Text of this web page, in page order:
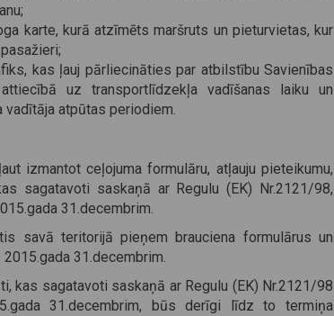
karte, kurā atzīmēts maršruts un pieturvietas, kur
kas ļauj pārliecināties par atbilstību Savienības
uz transportlīdzekļa vadīšanas laiku un
atpūtas periodiem.
izmantot ceļojuma formulāru, atļauju pieteikumu,
sagatavoti saskaņā ar Regulu (EK) Nr.2121/98,
31.decembrim.
savā teritorijā pieņem brauciena formulārus un
31.decembrim.
kas sagatavoti saskaņā ar Regulu (EK) Nr.2121/98
31.decembrim, būs derīgi līdz to termiņa